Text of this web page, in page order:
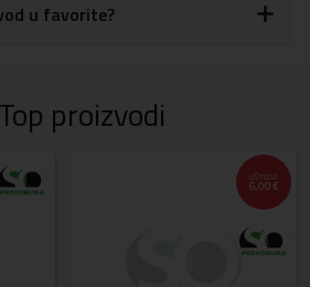
u favorite?
proizvodi
UŠTEDA
6,00 €